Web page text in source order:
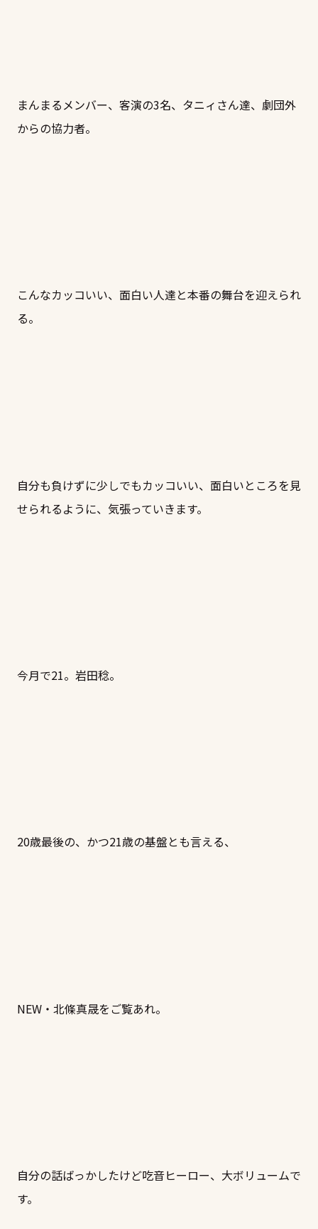
まんまるメンバー、客演の3名、タニィさん達、劇団外
からの協力者。
こんなカッコいい、面白い人達と本番の舞台を迎えられ
る。
自分も負けずに少しでもカッコいい、面白いところを見
せられるように、気張っていきます。
今月で21。岩田稔。
20歳最後の、かつ21歳の基盤とも言える、
NEW・北條真晟をご覧あれ。
自分の話ばっかしたけど吃音ヒーロー、大ボリュームで
す。